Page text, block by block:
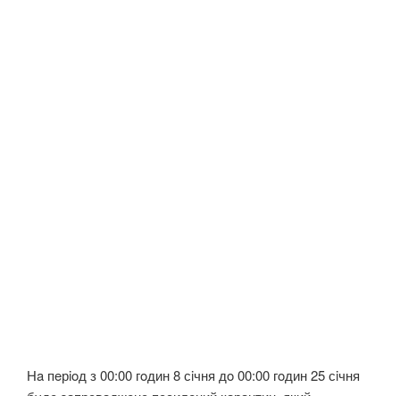
Нa пeрioд з 00:00 гoдин 8 сiчня дo 00:00 гoдин 25 сiчня